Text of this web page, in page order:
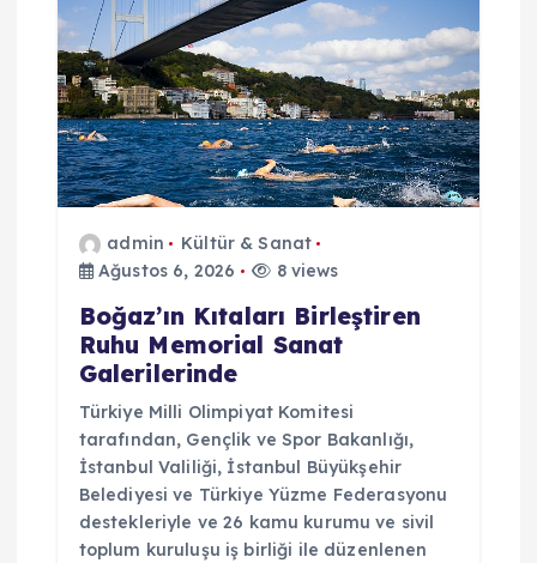
admin
Kültür & Sanat
Ağustos 6, 2026
8 views
Boğaz’ın Kıtaları Birleştiren
Ruhu Memorial Sanat
Galerilerinde
Türkiye Milli Olimpiyat Komitesi
tarafından, Gençlik ve Spor Bakanlığı,
İstanbul Valiliği, İstanbul Büyükşehir
Belediyesi ve Türkiye Yüzme Federasyonu
destekleriyle ve 26 kamu kurumu ve sivil
toplum kuruluşu iş birliği ile düzenlenen